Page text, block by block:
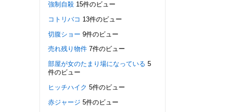
強制自殺 15件のビュー
コトリバコ 13件のビュー
切腹ショー 9件のビュー
売れ残り物件 7件のビュー
部屋が女のたまり場になっている 5
件のビュー
ヒッチハイク 5件のビュー
赤ジャージ 5件のビュー